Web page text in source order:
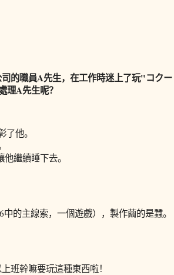
的職員A先生，在工作時迷上了玩"コクー
理A先生呢？
他。
繼續睡下去。
的主線索，一個遊戲），製作繭的是蠶。
班幹嘛要玩這種東西啦！